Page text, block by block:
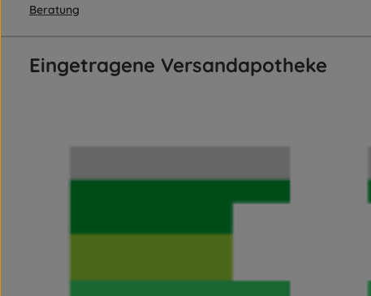
Beratung
Eingetragene Versandapotheke